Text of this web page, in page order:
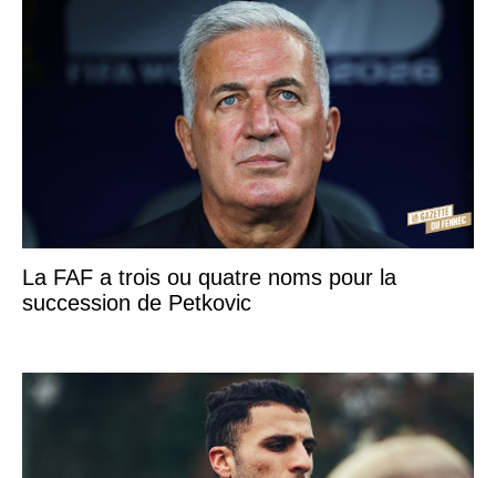
La FAF a trois ou quatre noms pour la
succession de Petkovic